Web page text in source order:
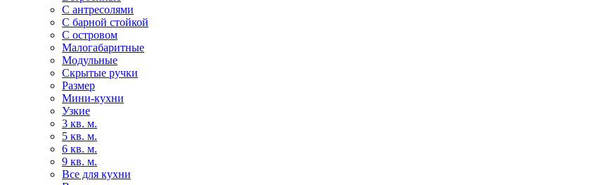
С антресолями
С барной стойкой
С островом
Малогабаритные
Модульные
Скрытые ручки
Размер
Мини-кухни
Узкие
3 кв. м.
5 кв. м.
6 кв. м.
9 кв. м.
Все для кухни